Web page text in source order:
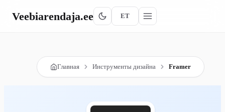
Veebiarendaja.ee ET
Главная Инструменты дизайна Framer